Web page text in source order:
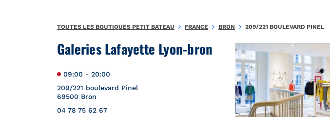
Galeries Lafayette Lyon-bron
09:00 - 20:00
209/221 boulevard Pinel
69500 Bron
04 78 75 62 67
TOUTES LES BOUTIQUES PETIT BATEAU FRANCE BRON 209/221 BOULEVARD PINEL